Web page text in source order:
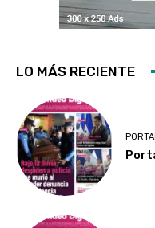
LO MÁS RECIENTE